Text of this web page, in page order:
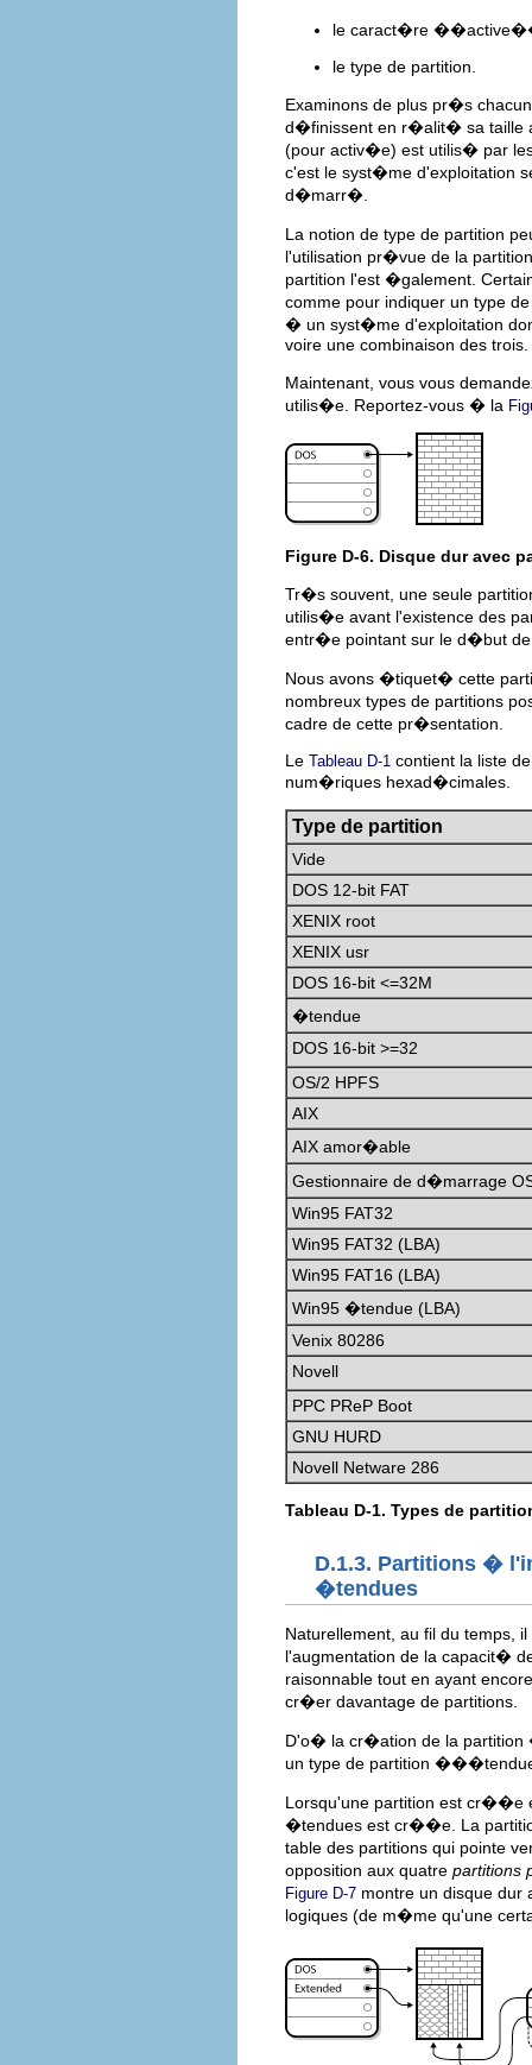
le caract�re
le type de partition.
Examinons de plus pr�s
d�finissent en r�alit� sa taille
(pour activ�e) est utilis� par
c'est le syst�me
d�marr�.
La notion de type de partition
l'utilisation pr�vue de la
partition l'est �galement.
comme pour indiquer un type
� un syst�me d'exploitation
voire une combinaison des trois.
Maintenant, vous vous
utilis�e. Reportez-vous � la
Figure D-6. Disque dur avec
Tr�s souvent, une seule
utilis�e avant l'existence des
entr�e pointant sur le d�but de
Nous avons �tiquet� cette
nombreux types de partitions
cadre de cette pr�sentation.
Le Tableau D-1 contient la liste
num�riques hexad�cimales.
Type de partition
Vide
DOS 12-bit FAT
XENIX root
XENIX usr
DOS 16-bit <=32M
�tendue
DOS 16-bit >=32
OS/2 HPFS
AIX
AIX amor�able
Gestionnaire de d�marrage
Win95 FAT32
Win95 FAT32 (LBA)
Win95 FAT16 (LBA)
Win95 �tendue (LBA)
Venix 80286
Novell
PPC PReP Boot
GNU HURD
Novell Netware 286
Tableau D-1. Types de
D.1.3. Partitions �
�tendues
Naturellement, au fil du temps,
l'augmentation de la capacit�
raisonnable tout en ayant
cr�er davantage de partitions.
D'o� la cr�ation de la
un type de partition
Lorsqu'une partition est
�tendues est cr��e. La
table des partitions qui pointe
opposition aux quatre partitions
Figure D-7 montre un disque dur
logiques (de m�me qu'une